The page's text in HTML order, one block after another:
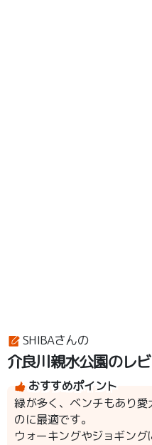
SHIBAさんの
介良川親水公園のレ
おすすめポイント
緑が多く、ベンチもあり
のに最適です。
ウォーキングやジョギング